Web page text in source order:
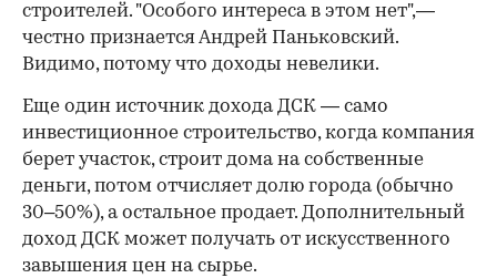
строителей. "Особого интереса в этом нет",—
честно признается Андрей Паньковский.
Видимо, потому что доходы невелики.
Еще один источник дохода ДСК — само
инвестиционное строительство, когда компания
берет участок, строит дома на собственные
деньги, потом отчисляет долю города (обычно
30–50%), а остальное продает. Дополнительный
доход ДСК может получать от искусственного
завышения цен на сырье.